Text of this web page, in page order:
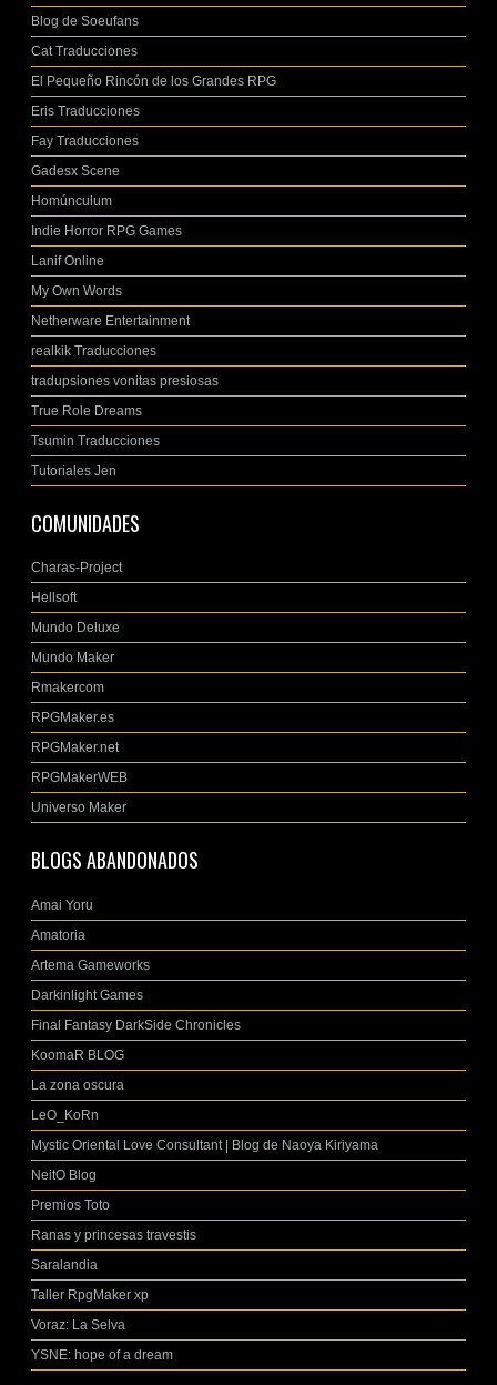
Blog de Soeufans
Cat Traducciones
El Pequeño Rincón de los Grandes RPG
Eris Traducciones
Fay Traducciones
Gadesx Scene
Homúnculum
Indie Horror RPG Games
Lanif Online
My Own Words
Netherware Entertainment
realkik Traducciones
tradupsiones vonitas presiosas
True Role Dreams
Tsumin Traducciones
Tutoriales Jen
COMUNIDADES
Charas-Project
Hellsoft
Mundo Deluxe
Mundo Maker
Rmakercom
RPGMaker.es
RPGMaker.net
RPGMakerWEB
Universo Maker
BLOGS ABANDONADOS
Amai Yoru
Amatoria
Artema Gameworks
Darkinlight Games
Final Fantasy DarkSide Chronicles
KoomaR BLOG
La zona oscura
LeO_KoRn
Mystic Oriental Love Consultant | Blog de Naoya Kiriyama
NeitO Blog
Premios Toto
Ranas y princesas travestis
Saralandia
Taller RpgMaker xp
Voraz: La Selva
YSNE: hope of a dream